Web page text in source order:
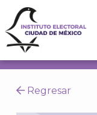
Regresar